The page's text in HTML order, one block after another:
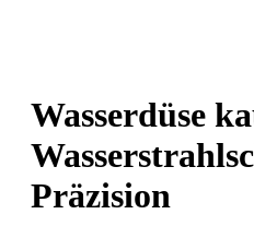
Wasserdüse
Präzision